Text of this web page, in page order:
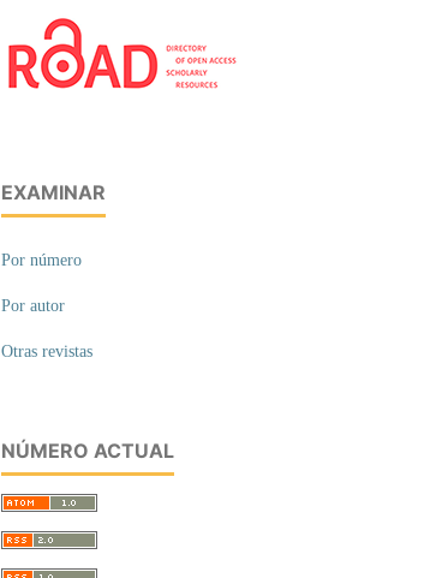
EXAMINAR
Por número
Por autor
Otras revistas
NÚMERO ACTUAL